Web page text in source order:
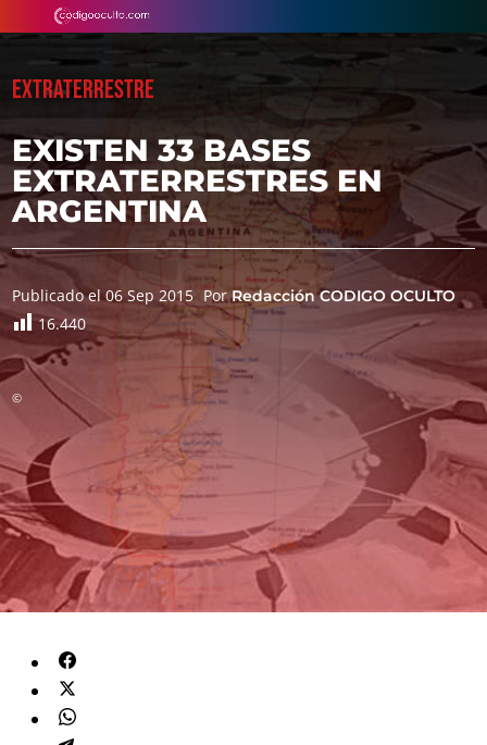
EXTRATERRESTRE
EXISTEN 33 BASES
EXTRATERRESTRES EN
ARGENTINA
Publicado el 06 Sep 2015 PorRedacción CODIGO OCULTO
16.440
©